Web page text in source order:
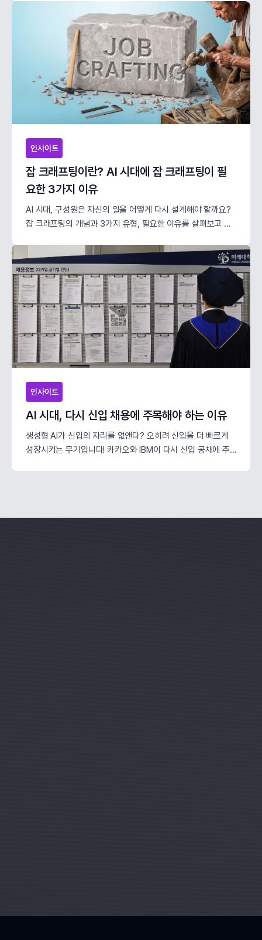
인사이트
잡 크래프팅이란? AI 시대에 잡 크래프팅이 필
요한 3가지 이유
AI 시대, 구성원은 자신의 일을 어떻게 다시 설계해야 할까요?
잡 크래프팅의 개념과 3가지 유형, 필요한 이유를 살펴보고 구
인사이트
AI 시대, 다시 신입 채용에 주목해야 하는 이유
생성형 AI가 신입의 자리를 없앤다? 오히려 신입을 더 빠르게
성장시키는 무기입니다! 카카오와 IBM이 다시 신입 공채에 주